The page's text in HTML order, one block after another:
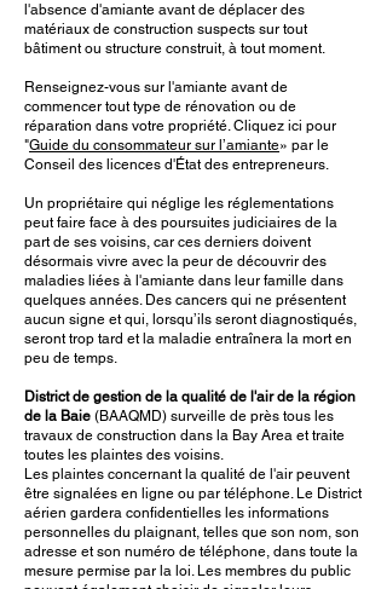
l'absence d'amiante avant de déplacer des
matériaux de construction suspects sur tout
bâtiment ou structure construit, à tout moment.
Renseignez-vous sur l'amiante avant de
commencer tout type de rénovation ou de
réparation dans votre propriété. Cliquez ici pour
"Guide du consommateur sur l’amiante» par le
Conseil des licences d'État des entrepreneurs.
Un propriétaire qui néglige les réglementations
peut faire face à des poursuites judiciaires de la
part de ses voisins, car ces derniers doivent
désormais vivre avec la peur de découvrir des
maladies liées à l'amiante dans leur famille dans
quelques années. Des cancers qui ne présentent
aucun signe et qui, lorsqu’ils seront diagnostiqués,
seront trop tard et la maladie entraînera la mort en
peu de temps.
District de gestion de la qualité de l'air de la région
de la Baie (BAAQMD) surveille de près tous les
travaux de construction dans la Bay Area et traite
toutes les plaintes des voisins.
Les plaintes concernant la qualité de l'air peuvent
être signalées en ligne ou par téléphone. Le District
aérien gardera confidentielles les informations
personnelles du plaignant, telles que son nom, son
adresse et son numéro de téléphone, dans toute la
mesure permise par la loi. Les membres du public